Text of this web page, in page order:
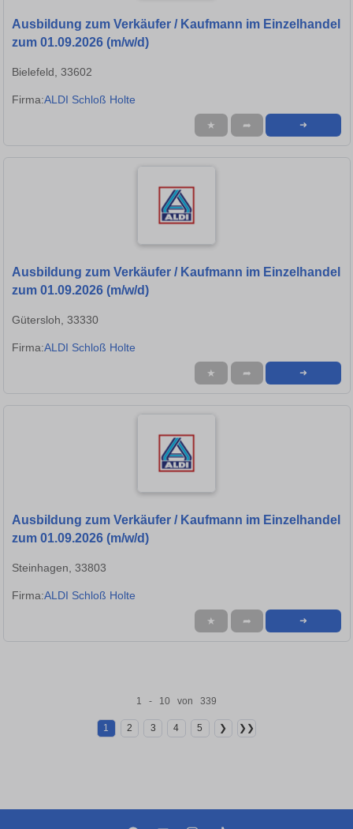
Ausbildung zum Verkäufer / Kaufmann im Einzelhandel
zum 01.09.2026 (m/w/d)
Bielefeld, 33602
Firma:ALDI Schloß Holte
★ ➦ ➜
Ausbildung zum Verkäufer / Kaufmann im Einzelhandel
zum 01.09.2026 (m/w/d)
Gütersloh, 33330
Firma:ALDI Schloß Holte
★ ➦ ➜
Ausbildung zum Verkäufer / Kaufmann im Einzelhandel
zum 01.09.2026 (m/w/d)
Steinhagen, 33803
Firma:ALDI Schloß Holte
★ ➦ ➜
1 - 10 von 339
1 2 3 4 5 ❯ ❯❯